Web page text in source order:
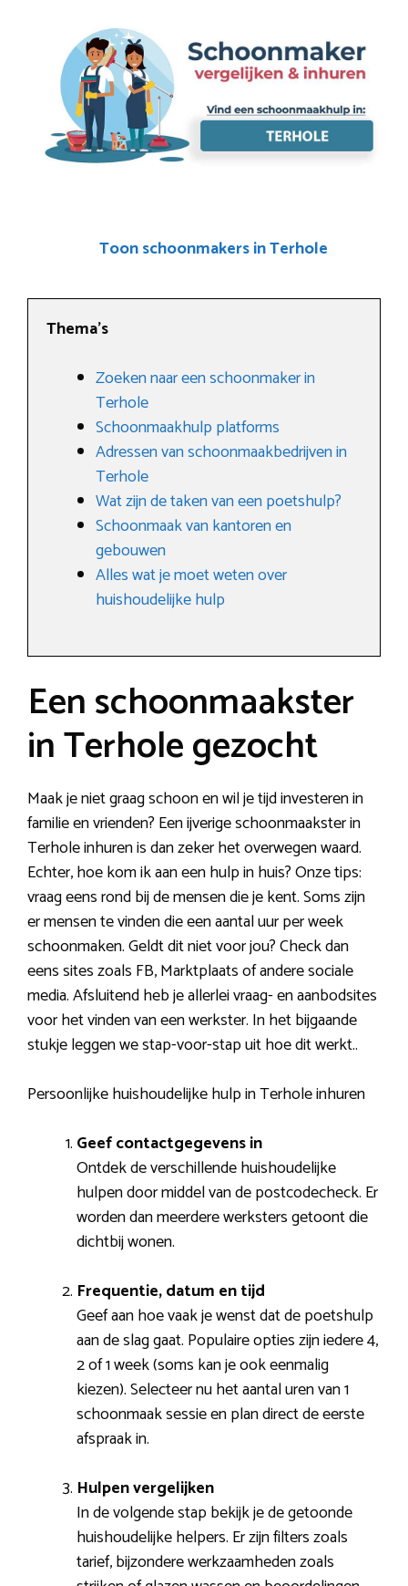
Toon schoonmakers in Terhole
Thema’s
Zoeken naar een schoonmaker in
Terhole
Schoonmaakhulp platforms
Adressen van schoonmaakbedrijven in
Terhole
Wat zijn de taken van een poetshulp?
Schoonmaak van kantoren en
gebouwen
Alles wat je moet weten over
huishoudelijke hulp
Een schoonmaakster
in Terhole gezocht
Maak je niet graag schoon en wil je tijd investeren in
familie en vrienden? Een ijverige schoonmaakster in
Terhole inhuren is dan zeker het overwegen waard.
Echter, hoe kom ik aan een hulp in huis? Onze tips:
vraag eens rond bij de mensen die je kent. Soms zijn
er mensen te vinden die een aantal uur per week
schoonmaken. Geldt dit niet voor jou? Check dan
eens sites zoals FB, Marktplaats of andere sociale
media. Afsluitend heb je allerlei vraag- en aanbodsites
voor het vinden van een werkster. In het bijgaande
stukje leggen we stap-voor-stap uit hoe dit werkt..
Persoonlijke huishoudelijke hulp in Terhole inhuren
Geef contactgegevens in
Ontdek de verschillende huishoudelijke
hulpen door middel van de postcodecheck. Er
worden dan meerdere werksters getoont die
dichtbij wonen.
Frequentie, datum en tijd
Geef aan hoe vaak je wenst dat de poetshulp
aan de slag gaat. Populaire opties zijn iedere 4,
2 of 1 week (soms kan je ook eenmalig
kiezen). Selecteer nu het aantal uren van 1
schoonmaak sessie en plan direct de eerste
afspraak in.
Hulpen vergelijken
In de volgende stap bekijk je de getoonde
huishoudelijke helpers. Er zijn filters zoals
tarief, bijzondere werkzaamheden zoals